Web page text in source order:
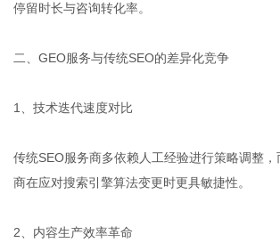
停留时长与咨询转化率。
二、GEO服务与传统SEO的差异化竞争
1、技术迭代速度对比
传统SEO服务商多依赖人工经验进行策略调整
商在应对搜索引擎算法变更时更具敏捷性。
2、内容生产效率革命